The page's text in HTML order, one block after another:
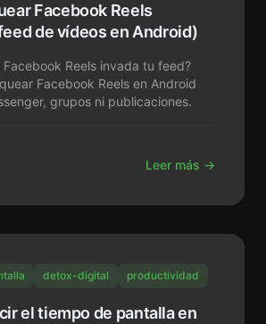
Facebook Reels
de vídeos en Android)
Reels invada tu feed?
Facebook Reels en Android
grupos ni publicaciones.
Leer más →
detox-digital productividad
el tiempo de pantalla en